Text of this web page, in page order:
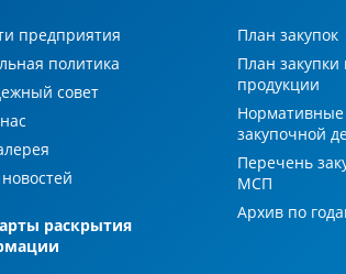
предприятия
политика
совет
раскрытия
План закупок
План
продукции
закупочной
Перечень
МСП
Архив по